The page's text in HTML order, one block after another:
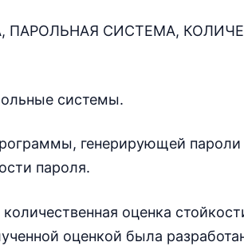
ПАРОЛЬНАЯ СИСТЕМА,
системы.
генерирующей пароли
пароля.
оценка
оценкой была